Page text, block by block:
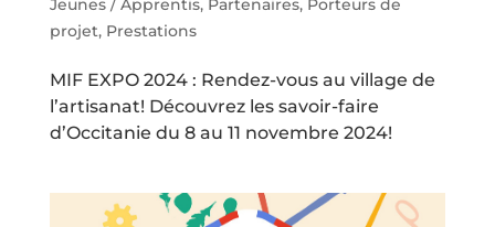
Jeunes / Apprentis, Partenaires, Porteurs de
projet, Prestations
MIF EXPO 2024 : Rendez-vous au village de
l’artisanat! Découvrez les savoir-faire
d’Occitanie du 8 au 11 novembre 2024!